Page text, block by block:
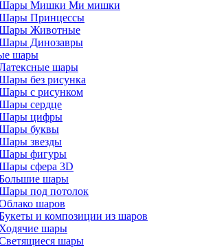
Мишки Ми мишки
Принцессы
Животные
Динозавры
шары
шары
без рисунка
с рисунком
сердце
цифры
буквы
звезды
фигуры
сфера 3D
шары
под потолок
шаров
и композиции из шаров
Ходячие шары
шары